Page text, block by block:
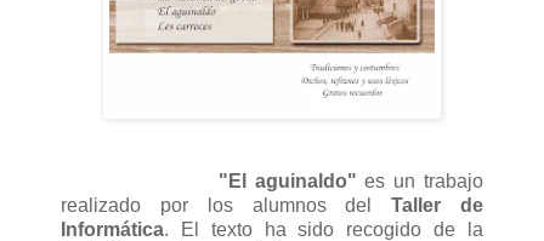
"El aguinaldo" es un trabajo
realizado por los alumnos del
Taller de
Informática. El texto ha sido recogido de la